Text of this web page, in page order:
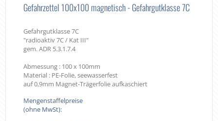
Gefahrzettel 100x100 magnetisch - Gefahrgutklasse 7C
Gefahrgutklasse 7C
"radioaktiv 7C / Kat III"
gem. ADR 5.3.1.7.4
Abmessung : 100 x 100mm
Material : PE-Folie, seewasserfest
auf 0,9mm Magnet-Trägerfolie aufkaschiert
Mengenstaffelpreise
(ohne MwSt):